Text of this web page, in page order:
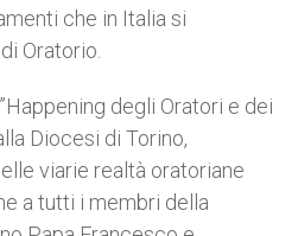
che in Italia si
Oratorio.
degli Oratori e dei
Diocesi di Torino,
viarie realtà oratoriane
a tutti i membri della